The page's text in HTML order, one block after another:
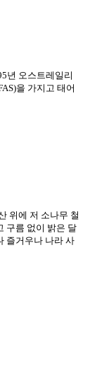
년 오스트레일리
을 가지고 태어
위에 저 소나무 철
구름 없이 밝은 달
즐거우나 나라 사